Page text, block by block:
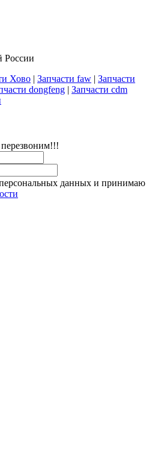
России
Хово | Запчасти faw | Запчасти
dongfeng | Запчасти cdm
данных и принимаю